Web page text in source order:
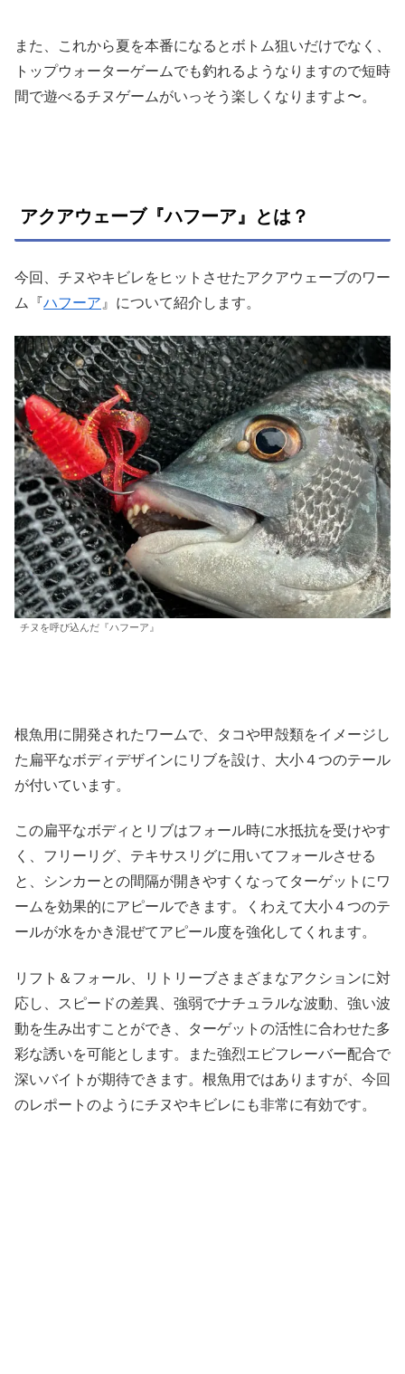
また、これから夏を本番になるとボトム狙いだけでなく、
トップウォーターゲームでも釣れるようなりますので短時
間で遊べるチヌゲームがいっそう楽しくなりますよ〜。
アクアウェーブ『ハフーア』とは？
今回、チヌやキビレをヒットさせたアクアウェーブのワー
ム『ハフーア 』について紹介します。
チヌを呼び込んだ『ハフーア』
根魚用に開発されたワームで、タコや甲殻類をイメージし
た扁平なボディデザインにリブを設け、大小４つのテール
が付いています。
この扁平なボディとリブはフォール時に水抵抗を受けやす
く、フリーリグ、テキサスリグに用いてフォールさせる
と、シンカーとの間隔が開きやすくなってターゲットにワ
ームを効果的にアピールできます。くわえて大小４つのテ
ールが水をかき混ぜてアピール度を強化してくれます。
リフト＆フォール、リトリーブさまざまなアクションに対
応し、スピードの差異、強弱でナチュラルな波動、強い波
動を生み出すことができ、ターゲットの活性に合わせた多
彩な誘いを可能とします。また強烈エビフレーバー配合で
深いバイトが期待できます。根魚用ではありますが、今回
のレポートのようにチヌやキビレにも非常に有効です。